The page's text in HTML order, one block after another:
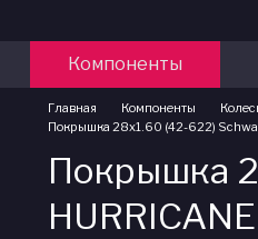
Компоненты
Главная Компоненты
Покрышка 28x1.60 (42-622)
Покрышка